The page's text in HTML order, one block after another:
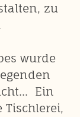
zu
wurde
Ein
Tischlerei,